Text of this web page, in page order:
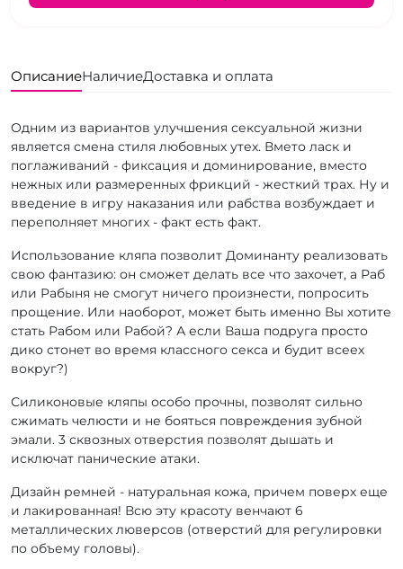
ОписаниеНаличиеДоставка и оплата
Одним из вариантов улучшения сексуальной жизни
является смена стиля любовных утех. Вмето ласк и
поглаживаний - фиксация и доминирование, вместо
нежных или размеренных фрикций - жесткий трах. Ну и
введение в игру наказания или рабства возбуждает и
переполняет многих - факт есть факт.
Использование кляпа позволит Доминанту реализовать
свою фантазию: он сможет делать все что захочет, а Раб
или Рабыня не смогут ничего произнести, попросить
прощение. Или наоборот, может быть именно Вы хотите
стать Рабом или Рабой? А если Ваша подруга просто
дико стонет во время классного секса и будит всеех
вокруг?)
Силиконовые кляпы особо прочны, позволят сильно
сжимать челюсти и не бояться повреждения зубной
эмали. 3 сквозных отверстия позволят дышать и
исключат панические атаки.
Дизайн ремней - натуральная кожа, причем поверх еще
и лакированная! Всю эту красоту венчают 6
металлических люверсов (отверстий для регулировки
по объему головы).